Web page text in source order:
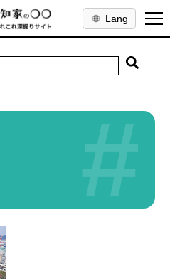
Lang
#